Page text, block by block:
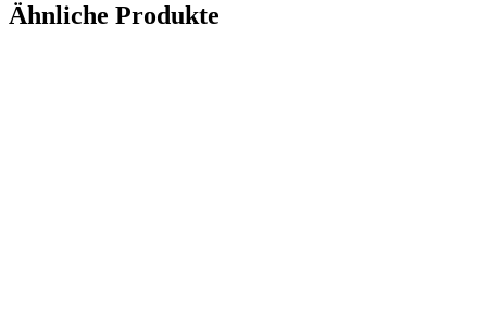
Ähnliche Produkte